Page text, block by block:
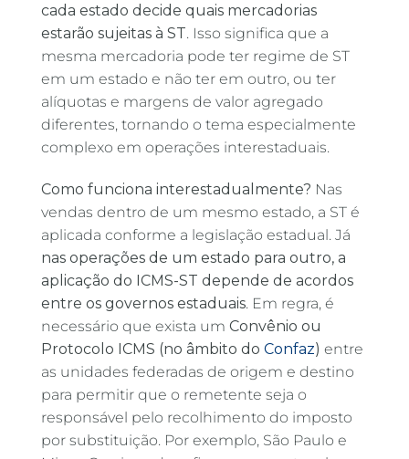
cada estado decide quais mercadorias
estarão sujeitas à ST. Isso significa que a
mesma mercadoria pode ter regime de ST
em um estado e não ter em outro, ou ter
alíquotas e margens de valor agregado
diferentes, tornando o tema especialmente
complexo em operações interestaduais.
Como funciona interestadualmente? Nas
vendas dentro de um mesmo estado, a ST é
aplicada conforme a legislação estadual. Já
nas operações de um estado para outro, a
aplicação do ICMS-ST depende de acordos
entre os governos estaduais. Em regra, é
necessário que exista um Convênio ou
Protocolo ICMS (no âmbito do Confaz) entre
as unidades federadas de origem e destino
para permitir que o remetente seja o
responsável pelo recolhimento do imposto
por substituição. Por exemplo, São Paulo e